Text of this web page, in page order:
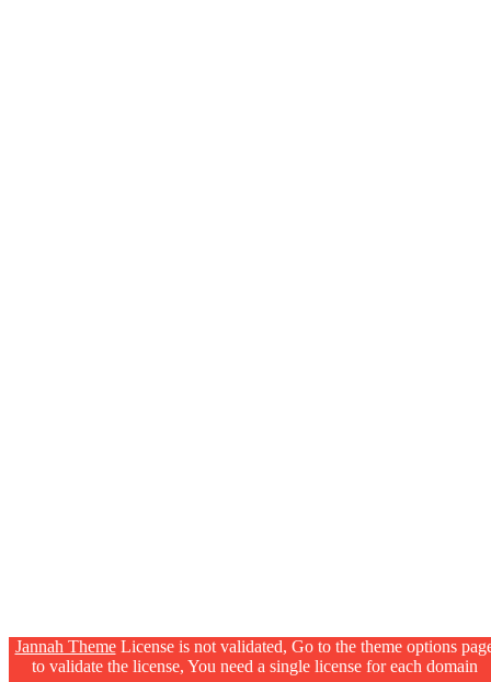
Jannah ThemeLicense is not validated, Go to the theme options
to validate the license, You need a single license for each domain